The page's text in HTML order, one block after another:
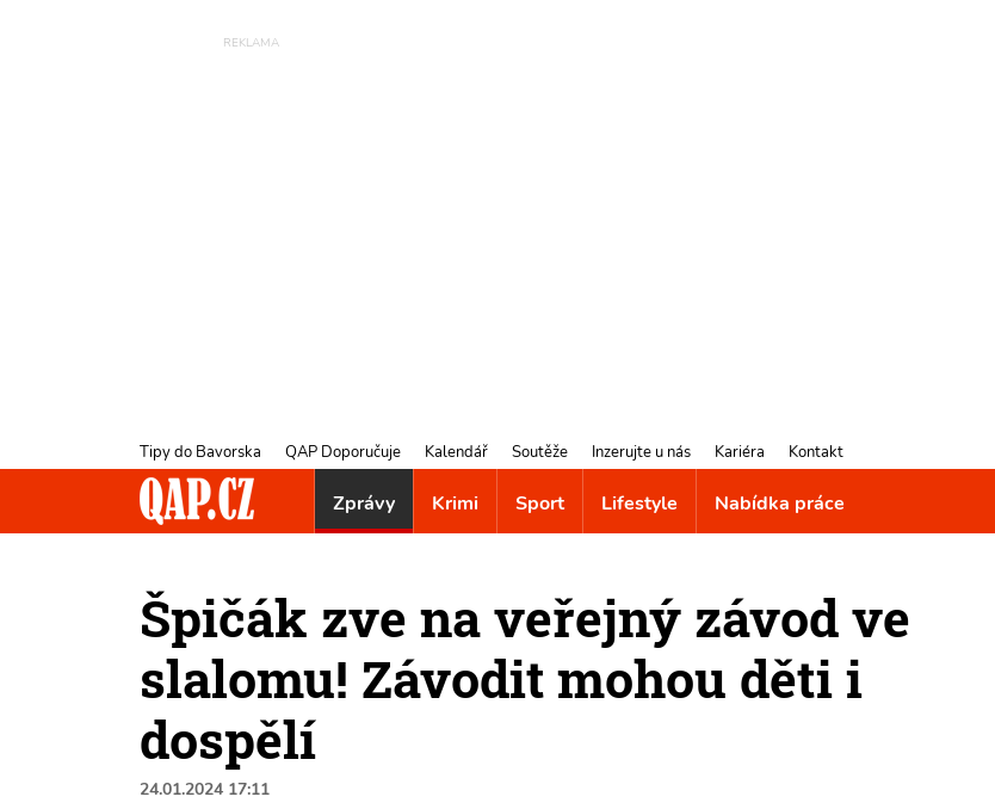
Tipy do Bavorska QAP Doporučuje Kalendář Soutěže Inzerujte u nás Kariéra Kontakt
Zprávy Krimi Sport Lifestyle Nabídka práce
Špičák zve na veřejný závod ve
slalomu! Závodit mohou děti i
dospělí
24.01.2024 17:11